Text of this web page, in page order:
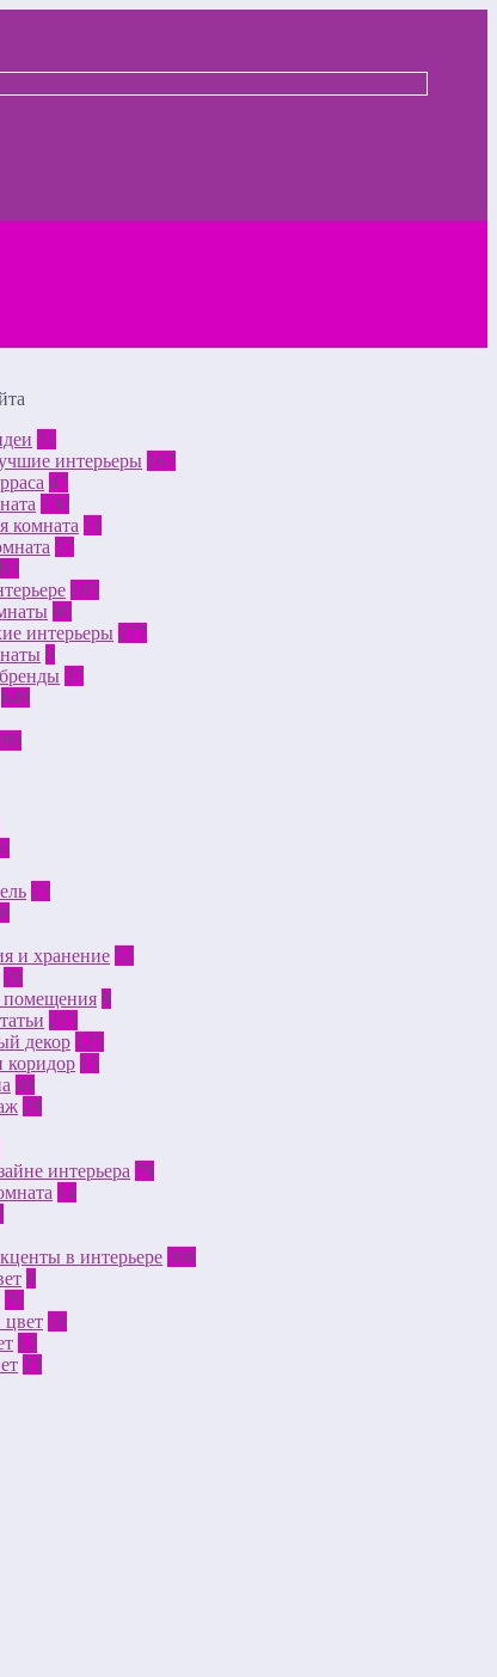
31
интерьеры 167
47
130
комната 11
57
93
105
80
интерьеры 277
9
37
649
23
и хранение 52
20
9
215
декор 125
коридор 15
49
28
интерьера 79
14
в интерьере 308
8
70
18
12
23